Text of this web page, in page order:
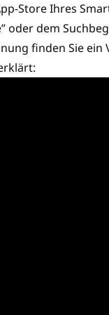
Store Ihres
oder dem
finden Sie ein